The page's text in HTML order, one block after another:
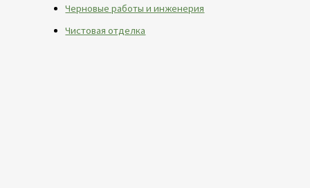
Черновые работы и инженерия
Чистовая отделка